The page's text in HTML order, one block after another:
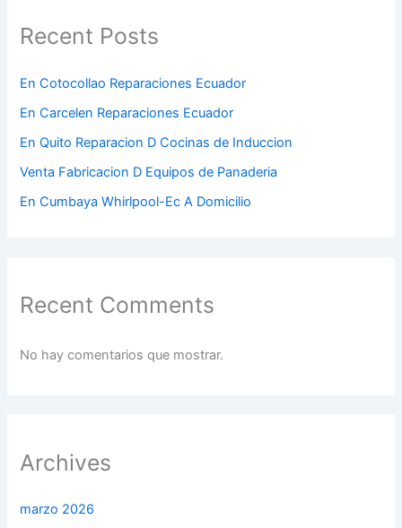
Recent Posts
En Cotocollao Reparaciones Ecuador
En Carcelen Reparaciones Ecuador
En Quito Reparacion D Cocinas de Induccion
Venta Fabricacion D Equipos de Panaderia
En Cumbaya Whirlpool-Ec A Domicilio
Recent Comments
No hay comentarios que mostrar.
Archives
marzo 2026